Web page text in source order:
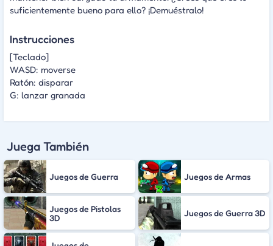
suficientemente bueno para ello? ¡Demuéstralo!
Instrucciones
[Teclado]
WASD: moverse
Ratón: disparar
G: lanzar granada
Juega También
Juegos de Guerra Juegos de Armas
Juegos de Pistolas
3D
Juegos de Guerra 3D